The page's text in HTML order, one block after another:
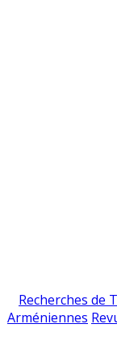
Recherches de
Arméniennes